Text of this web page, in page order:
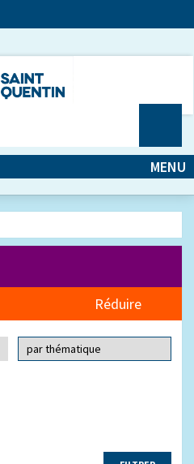
MENU
Réduire